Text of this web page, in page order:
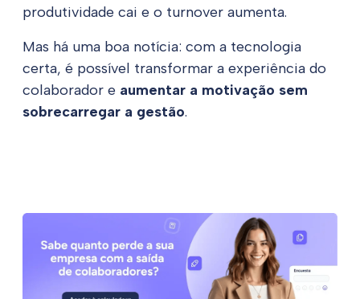
produtividade cai e o turnover aumenta.
Mas há uma boa notícia: com a tecnologia
certa, é possível transformar a experiência do
colaborador e aumentar a motivação sem
sobrecarregar a gestão.